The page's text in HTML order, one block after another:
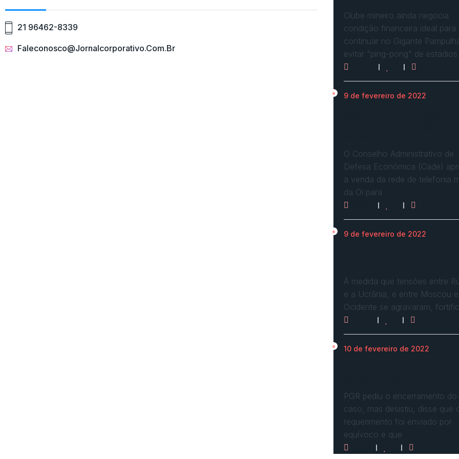
21 96462-8339
Faleconosco@jornalcorporativo.com.br
Clube mineiro ainda negocia
condição financeira ideal para
continuar no Gigante
evitar "ping-pong" de estádios
9 de fevereiro de 2022
O Conselho Administrativo de
Defesa Econômica (Cade)
a venda da rede de telefonia
da Oi para
9 de fevereiro de 2022
À medida que tensões entre
e a Ucrânia, e entre Moscou
Ocidente se agravaram,
10 de fevereiro de 2022
PGR pediu o encerramento do
caso, mas desistiu, disse que
requerimento foi enviado por
equívoco e que